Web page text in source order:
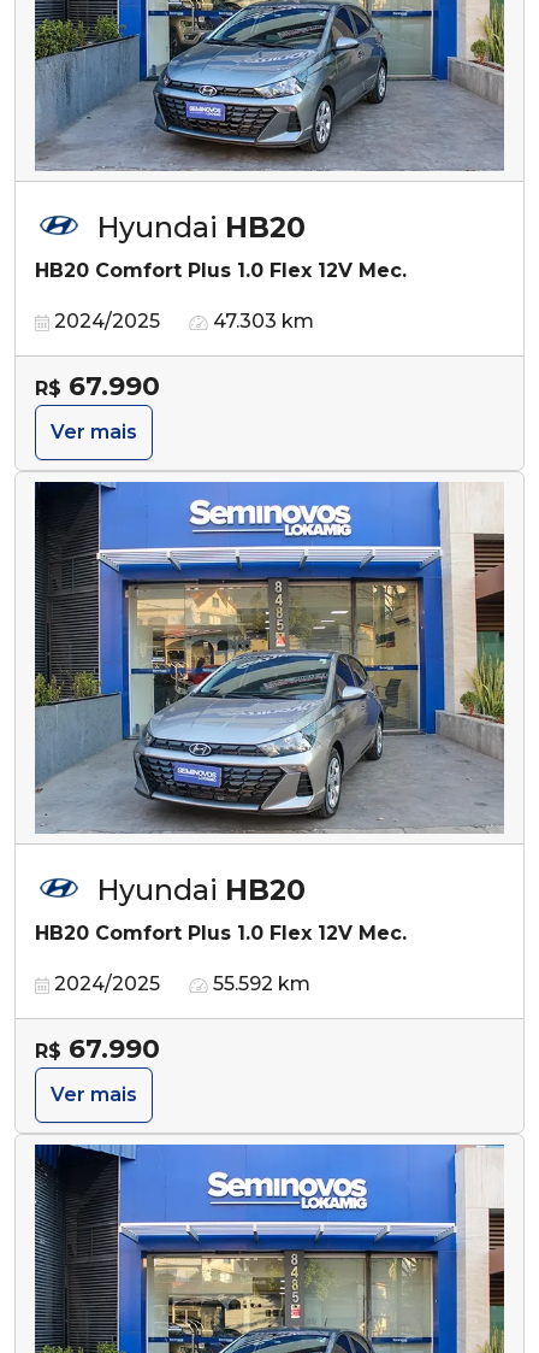
Hyundai HB20
HB20 Comfort Plus 1.0 Flex 12V Mec.
2024/2025 47.303 km
R$ 67.990
Ver mais
Hyundai HB20
HB20 Comfort Plus 1.0 Flex 12V Mec.
2024/2025 55.592 km
R$ 67.990
Ver mais